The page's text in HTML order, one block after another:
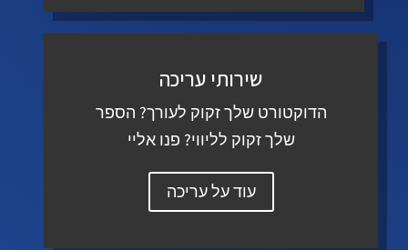
שירותי עריכה
הדוקטורט שלך זקוק לעורך? הספר
שלך זקוק לליווי? פנו אליי
עוד על עריכה